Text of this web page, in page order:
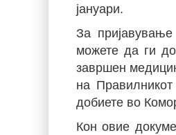
јануари.
За
можете да ги
завршен
на
добиете во
Кон овие